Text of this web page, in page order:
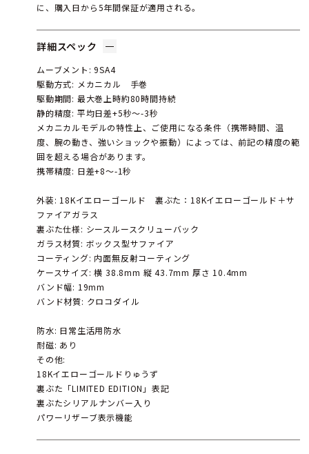
に、購入日から5年間保証が適用される。
詳細スペック
ムーブメント: 9SA4
駆動方式: メカニカル 手巻
駆動期間: 最大巻上時約80時間持続
静的精度: 平均日差+5秒～-3秒
メカニカルモデルの特性上、ご使用になる条件（携帯時間、温
度、腕の動き、強いショックや振動）によっては、前記の精度の範
囲を超える場合があります。
携帯精度: 日差+8～-1秒
外装: 18Kイエローゴールド 裏ぶた：18Kイエローゴールド＋サ
ファイアガラス
裏ぶた仕様: シースルースクリューバック
ガラス材質: ボックス型サファイア
コーティング: 内面無反射コーティング
ケースサイズ: 横 38.8mm 縦 43.7mm 厚さ 10.4mm
バンド幅: 19mm
バンド材質: クロコダイル
防水: 日常生活用防水
耐磁: あり
その他:
18Kイエローゴールドりゅうず
裏ぶた「LIMITED EDITION」表記
裏ぶたシリアルナンバー入り
パワーリザーブ表示機能